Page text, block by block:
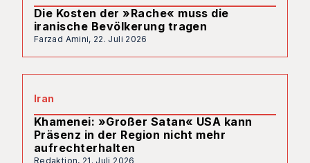
Die Kosten der »Rache« muss die
iranische Bevölkerung tragen
Farzad Amini, 22. Juli 2026
Iran
Khamenei: »Großer Satan« USA kann
Präsenz in der Region nicht mehr
aufrechterhalten
Redaktion, 21. Juli 2026